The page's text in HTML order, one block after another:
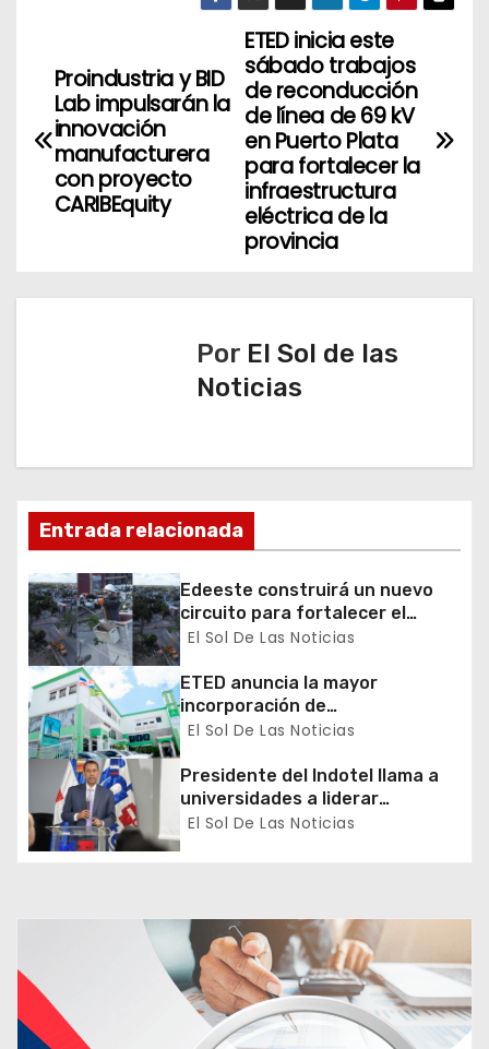
v
n
d
e
e
n
t
r
d
ETED inicia este
sábado trabajos
de reconducción
de línea de 69 kV
en Puerto Plata
para fortalecer la
infraestructura
eléctrica de la
provincia
Proindustria y BID
Lab impulsarán la
innovación
manufacturera
con proyecto
CARIBEquity
Por El Sol de las
Noticias
Entrada relacionada
Edeeste construirá un nuevo
circuito para fortalecer el
servicio eléctrico en San Pedro
El Sol De Las Noticias
ETED anuncia la mayor
incorporación de
almacenamiento de energía del
Caribe
El Sol De Las Noticias
Presidente del Indotel llama a
universidades a liderar
transformación digital del país
El Sol De Las Noticias